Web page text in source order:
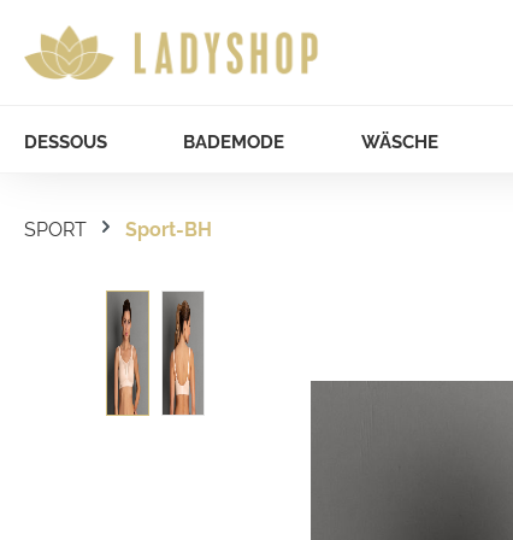
DESSOUS BADEMODE WÄSCHE
SPORT Sport-BH
Bildergalerie überspringen